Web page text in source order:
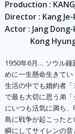
Production :
Director : Kang
Actor : Jang
Kong Hyung-
1950年6月… ソウル鐘
めに一生懸命生きて
生活の中でも婚約者
で最も大切に思う弟
にいつも活気に満ち
島に戦争が起こった
瞬にしてサイレンの